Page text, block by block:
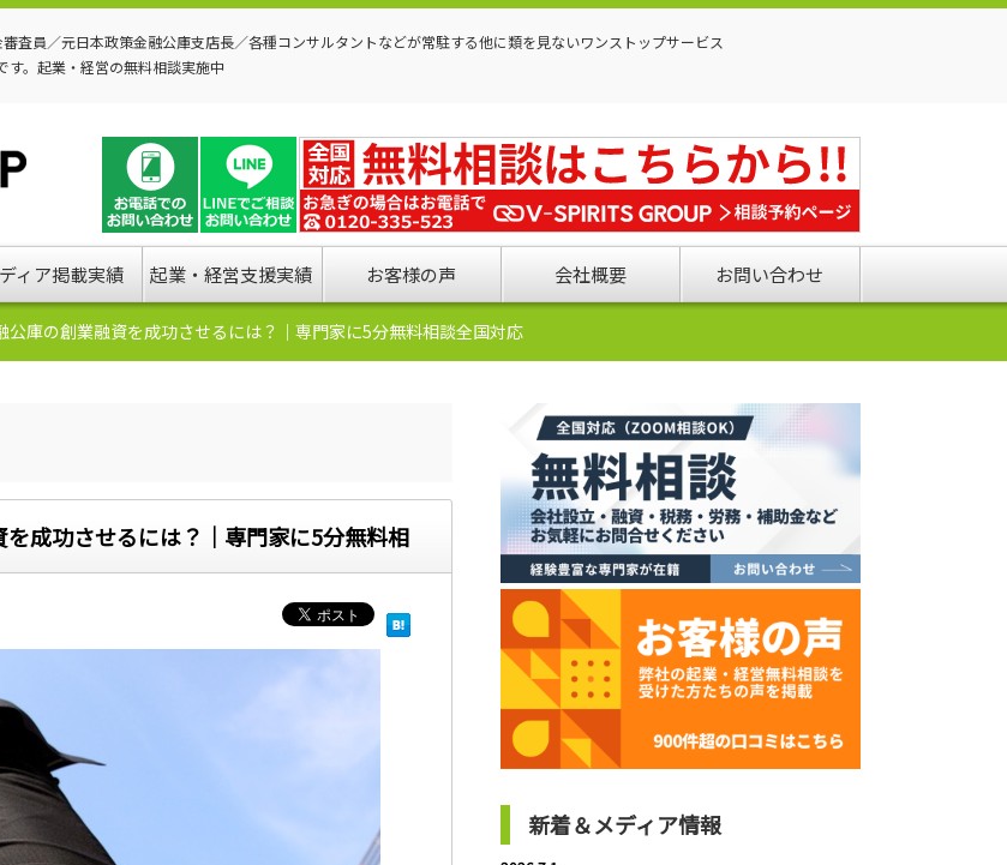
査員／元日本政策金融公庫支店長／各種コンサルタントなどが常駐する他に類を見ないワンストップサービス
。起業・経営の無料相談実施中
ィア掲載実績 起業・経営支援実績 お客様の声 会社概要 お問い合わせ
公庫の創業融資を成功させるには？｜専門家に5分無料相談全国対応
成功させるには？｜専門家に5分無料相
新着＆メディア情報